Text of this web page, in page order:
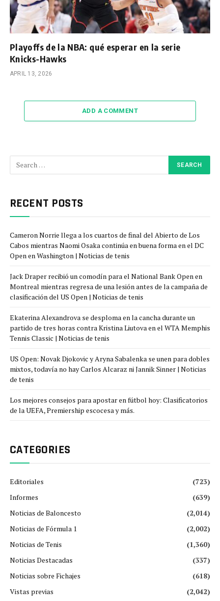
Playoffs de la NBA: qué esperar en la serie
Knicks-Hawks
APRIL 13, 2026
ADD A COMMENT
RECENT POSTS
Cameron Norrie llega a los cuartos de final del Abierto de Los
Cabos mientras Naomi Osaka continúa en buena forma en el DC
Open en Washington | Noticias de tenis
Jack Draper recibió un comodín para el National Bank Open en
Montreal mientras regresa de una lesión antes de la campaña de
clasificación del US Open | Noticias de tenis
Ekaterina Alexandrova se desploma en la cancha durante un
partido de tres horas contra Kristina Liutova en el WTA Memphis
Tennis Classic | Noticias de tenis
US Open: Novak Djokovic y Aryna Sabalenka se unen para dobles
mixtos, todavía no hay Carlos Alcaraz ni Jannik Sinner | Noticias
de tenis
Los mejores consejos para apostar en fútbol hoy: Clasificatorios
de la UEFA, Premiership escocesa y más.
CATEGORIES
Editoriales
(723)
Informes
(639)
Noticias de Baloncesto
(2,014)
Noticias de Fórmula 1
(2,002)
Noticias de Tenis
(1,360)
Noticias Destacadas
(337)
Noticias sobre Fichajes
(618)
Vistas previas
(2,042)